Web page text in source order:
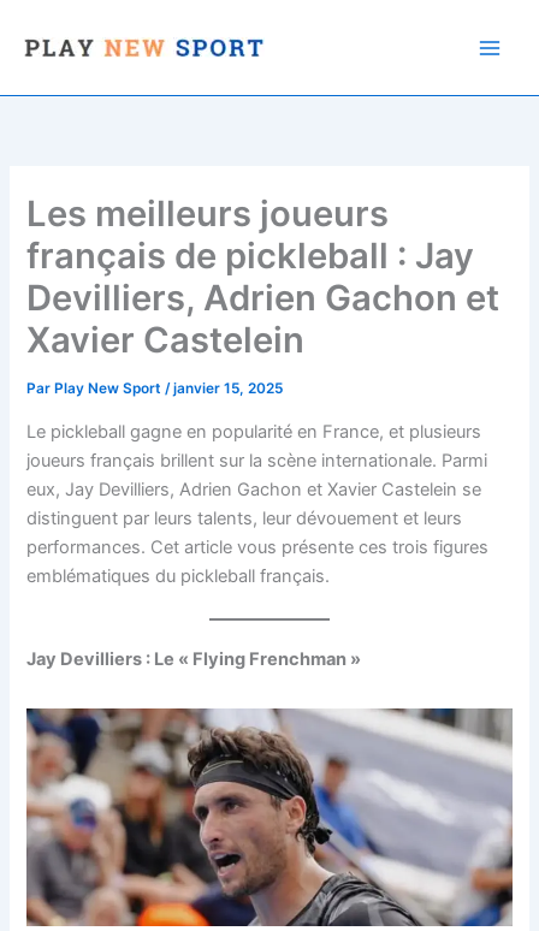
Les meilleurs joueurs
français de pickleball : Jay
Devilliers, Adrien Gachon et
Xavier Castelein
Par Play New Sport/janvier 15, 2025
Le pickleball gagne en popularité en France, et plusieurs
joueurs français brillent sur la scène internationale. Parmi
eux, Jay Devilliers, Adrien Gachon et Xavier Castelein se
distinguent par leurs talents, leur dévouement et leurs
performances. Cet article vous présente ces trois figures
emblématiques du pickleball français.
Jay Devilliers : Le « Flying Frenchman »